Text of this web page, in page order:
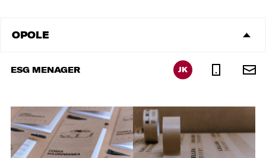
OPOLE
ESG MENAGER JK
sprawie ochrony osób fizycznych w związku z
uchylenia dyrektywy 95/46/WE (ogólne
rozporządzenie o ochronie danych „RODO”),
przysługujących Państwu prawach z tym
związanych.
1. Współadministratorami danych osobowych
są: